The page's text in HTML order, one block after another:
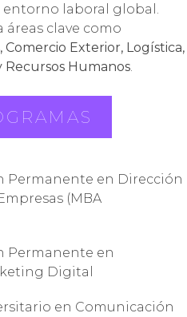
entorno laboral global.
clave como
Exterior, Logística,
Humanos.
Permanente en Dirección
(MBA
Permanente en
Digital
en Comunicación